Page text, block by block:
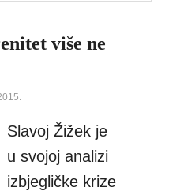
više ne
Slavoj Žižek je
u svojoj analizi
izbjegličke krize